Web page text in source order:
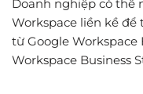
Doanh nghiệp có thể
Workspace liền kề
từ Google Workspace
Workspace Business